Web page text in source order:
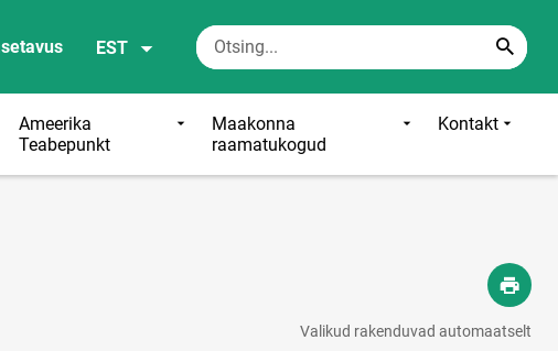
EST
Ameerika
Teabepunkt
Maakonna
raamatukogud
Kontakt
Valikud rakenduvad automaatselt